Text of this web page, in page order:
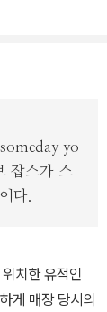
yo
잡스가 스
다.
치한 유적인
게 매장 당시의